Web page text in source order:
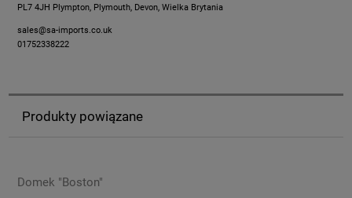
PL7 4JH Plympton, Plymouth, Devon, Wielka Brytania
sales@sa-imports.co.uk
01752338222
Produkty powiązane
Domek "Boston"